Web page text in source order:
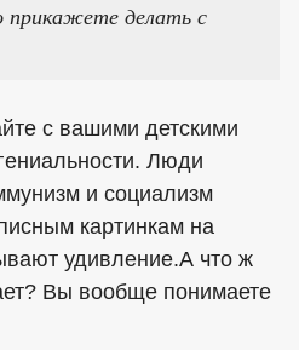
прикажете делать с
с вашими детскими
Люди
и социализм
картинкам на
удивление.А что ж
Вы вообще понимаете